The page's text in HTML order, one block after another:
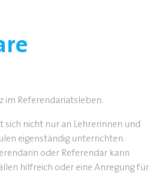
im Referendariatsleben.
sich nicht nur an Lehrerinnen und
eigenständig unterrichten.
oder Referendar kann
hilfreich oder eine Anregung für